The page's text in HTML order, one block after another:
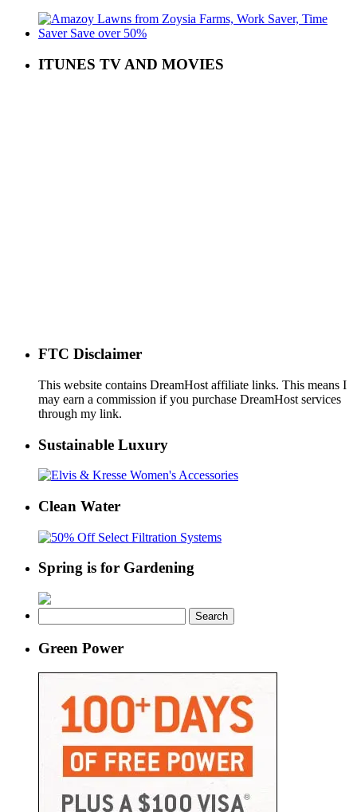
ITUNES TV AND MOVIES
FTC Disclaimer
This website contains DreamHost affiliate links. This means I
may earn a commission if you purchase DreamHost services
through my link.
Sustainable Luxury
Clean Water
Spring is for Gardening
for:
Green Power